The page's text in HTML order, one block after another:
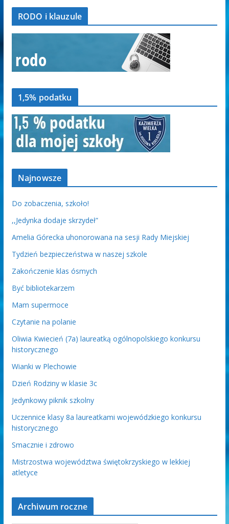
RODO i klauzule
1,5% podatku
Najnowsze
Do zobaczenia, szkoło!
,,Jedynka dodaje skrzydeł”
Amelia Górecka uhonorowana na sesji Rady Miejskiej
Tydzień bezpieczeństwa w naszej szkole
Zakończenie klas ósmych
Być bibliotekarzem
Mam supermoce
Czytanie na polanie
Oliwia Kwiecień (7a) laureatką ogólnopolskiego konkursu
historycznego
Wianki w Plechowie
Dzień Rodziny w klasie 3c
Jedynkowy piknik szkolny
Uczennice klasy 8a laureatkami wojewódzkiego konkursu
historycznego
Smacznie i zdrowo
Mistrzostwa województwa świętokrzyskiego w lekkiej
atletyce
Archiwum roczne